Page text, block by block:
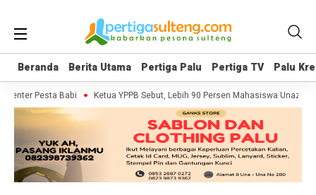
Beranda Berita Utama Pertiga Palu Pertiga TV Palu
Beranda Berita Utama Pertiga Palu Pertiga TV Palu
Pesta Babi Ketua YPPB Sebut, Lebih 90 Persen Mahasiswa